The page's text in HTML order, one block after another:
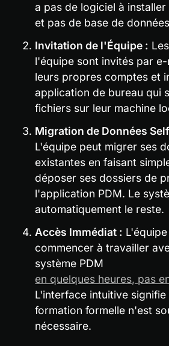
a pas de logiciel à
et pas de base de
Invitation de l'Équipe :
l'équipe sont invités par
leurs propres comptes et
application de bureau qui
fichiers sur leur machine
Migration de Données
L'équipe peut migrer ses
existantes en faisant
déposer ses dossiers de
l'application PDM. Le
automatiquement le reste.
Accès Immédiat :
commencer à travailler
système PDM
en quelques heures, pas
L'interface intuitive signifie
formation formelle n'est
nécessaire.